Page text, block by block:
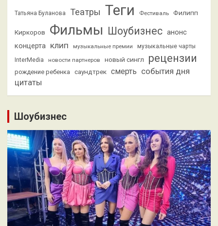
Татьяна Буланова Театры Теги Фестиваль Филипп
Киркоров Фильмы Шоубизнес анонс
концерта клип музыкальные премии
музыкальные чарты
InterMedia
новости партнеров новый сингл рецензии
рождение ребенка саундтрек смерть события дня
цитаты
Шоубизнес